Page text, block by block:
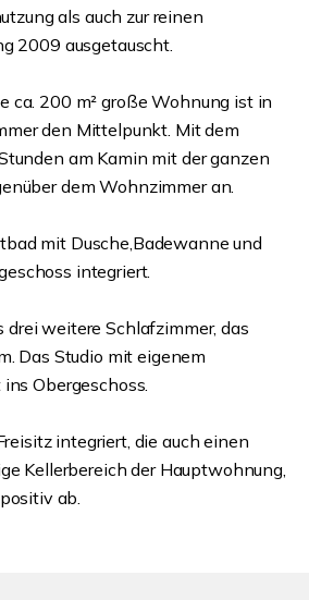
als auch zur reinen
2009 ausgetauscht.
ca. 200 m² große Wohnung ist in
den Mittelpunkt. Mit dem
am Kamin mit der ganzen
dem Wohnzimmer an.
mit Dusche,Badewanne und
integriert.
drei weitere Schlafzimmer, das
Das Studio mit eigenem
Obergeschoss.
integriert, die auch einen
Kellerbereich der Hauptwohnung,
ab.